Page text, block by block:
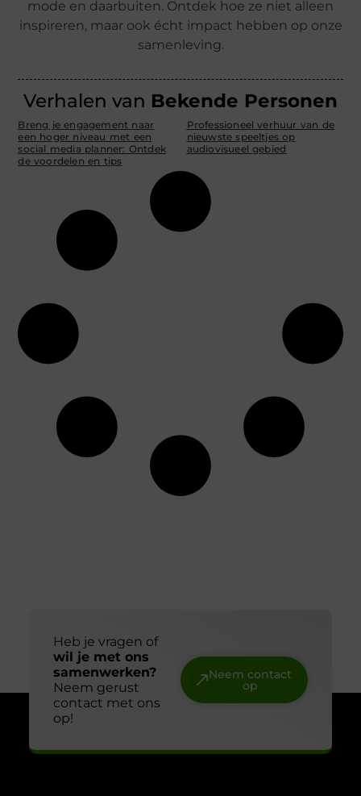
mode en daarbuiten. Ontdek hoe ze niet alleen
inspireren, maar ook écht impact hebben op onze
samenleving.
Verhalen van Bekende Personen
Breng je engagement naar
een hoger niveau met een
social media planner: Ontdek
de voordelen en tips
Professioneel verhuur van de
nieuwste speeltjes op
audiovisueel gebied
Heb je vragen of
wil je met ons
samenwerken?
Neem gerust
contact met ons
op!
Neem contact
op